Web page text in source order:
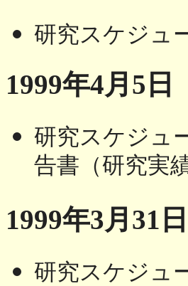
研究スケジュ
1999年4月5日
研究スケジュ
告書（研究実
1999年3月31日
研究スケジュ